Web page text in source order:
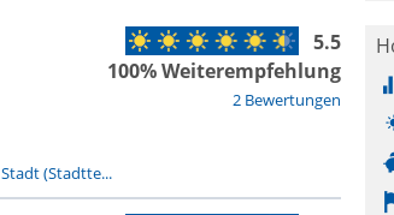
2 Bewertungen
5.5
100% Weiterempfehlung
Stadt (Stadtte...